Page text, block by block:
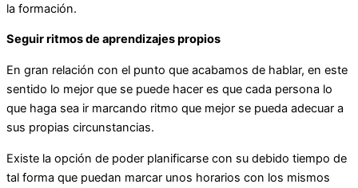
la formación.
Seguir ritmos de aprendizajes propios
En gran relación con el punto que acabamos de hablar, en este
sentido lo mejor que se puede hacer es que cada persona lo
que haga sea ir marcando ritmo que mejor se pueda adecuar a
sus propias circunstancias.
Existe la opción de poder planificarse con su debido tiempo de
tal forma que puedan marcar unos horarios con los mismos